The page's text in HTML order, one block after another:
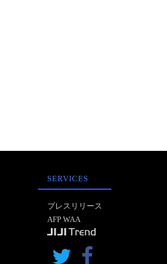
SERVICES
プレスリリース
AFP WAA